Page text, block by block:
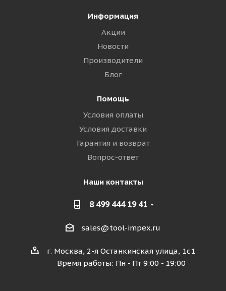
Информация
Акции
Новости
Производители
Блог
Помощь
Условия оплаты
Условия доставки
Гарантия и возврат
Вопрос-ответ
Наши контакты
8 499 444 19 41
sales@tool-impex.ru
г. Москва, 2-я Останкинская улица, 1с1
Время работы: Пн - Пт 9:00 - 19:00